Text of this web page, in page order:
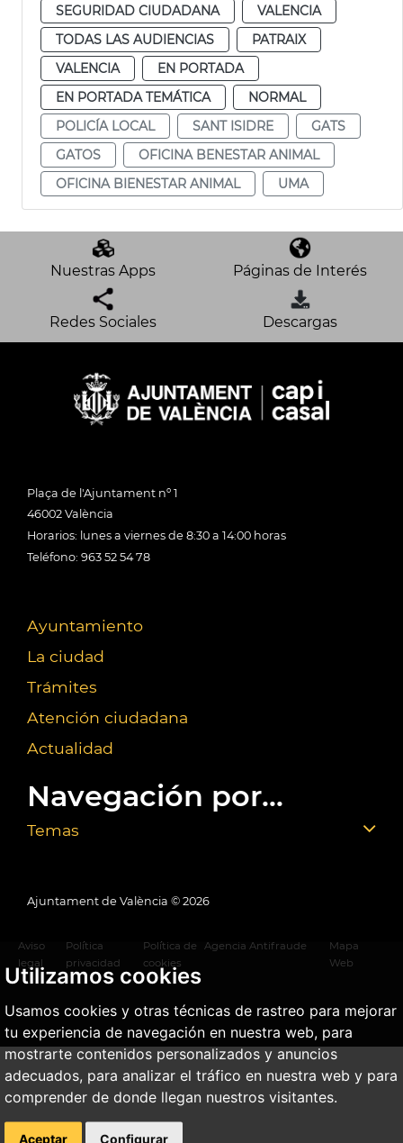
Utilizamos cookies
Usamos cookies y otras técnicas de rastreo para mejorar
tu experiencia de navegación en nuestra web, para
mostrarte contenidos personalizados y anuncios
adecuados, para analizar el tráfico en nuestra web y para
comprender de donde llegan nuestros visitantes.
Aceptar Configurar
SEGURIDAD CIUDADANA
VALENCIA
TODAS LAS AUDIENCIAS
PATRAIX
VALENCIA
EN PORTADA
EN PORTADA TEMÁTICA
NORMAL
POLICÍA LOCAL
SANT ISIDRE
GATS
GATOS
OFICINA BENESTAR ANIMAL
OFICINA BIENESTAR ANIMAL
UMA
Nuestras Apps Páginas de Interés
Redes Sociales Descargas
Plaça de l'Ajuntament nº 1
46002 València
Horarios: lunes a viernes de 8:30 a 14:00 horas
Teléfono: 963 52 54 78
Ayuntamiento
La ciudad
Trámites
Atención ciudadana
Actualidad
Navegación por...
Temas
Ajuntament de València © 2026
Aviso
legal
Política
privacidad
Política de
cookies
Agencia Antifraude
Mapa
Web